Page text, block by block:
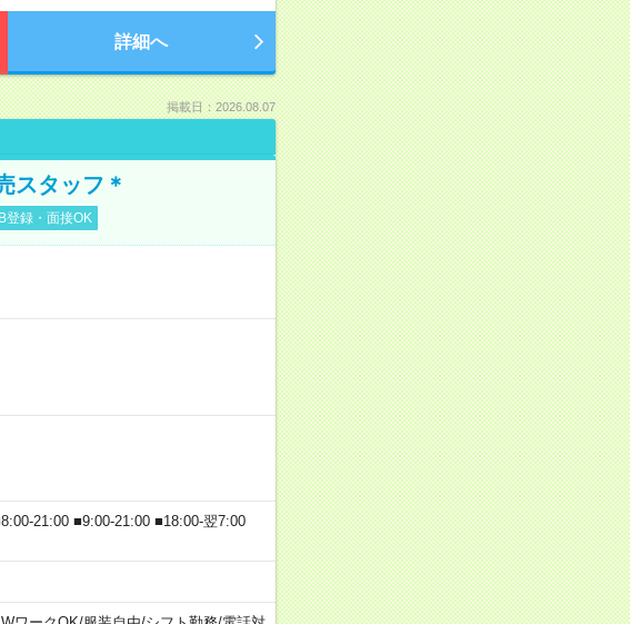
詳細へ
掲載日：2026.08.07
スタッフ＊
登録・面接OK
21:00 ■9:00-21:00 ■18:00-翌7:00